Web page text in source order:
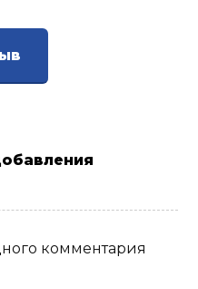
комментария